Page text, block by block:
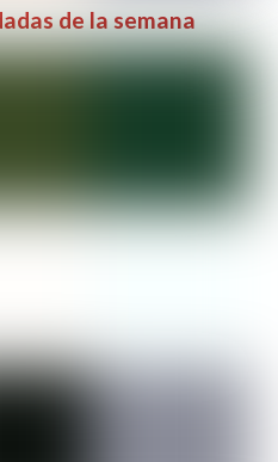
de la semana